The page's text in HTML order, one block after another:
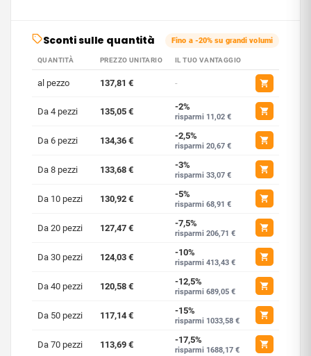
Sconti sulle quantità Fino a -20% su grandi volumi
QUANTITÀ PREZZO UNITARIO IL TUO VANTAGGIO
al pezzo 137,81 € -
Da 4 pezzi 135,05 € -2%
risparmi 11,02 €
Da 6 pezzi 134,36 € -2,5%
risparmi 20,67 €
Da 8 pezzi 133,68 € -3%
risparmi 33,07 €
Da 10 pezzi 130,92 € -5%
risparmi 68,91 €
Da 20 pezzi 127,47 € -7,5%
risparmi 206,71 €
Da 30 pezzi 124,03 € -10%
risparmi 413,43 €
Da 40 pezzi 120,58 € -12,5%
risparmi 689,05 €
Da 50 pezzi 117,14 € -15%
risparmi 1033,58 €
Da 70 pezzi 113,69 € -17,5%
risparmi 1688,17 €